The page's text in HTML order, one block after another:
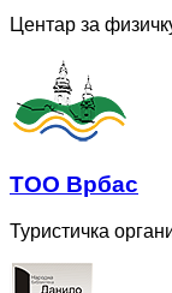
Центар за
ТОО Врбас
Туристичка